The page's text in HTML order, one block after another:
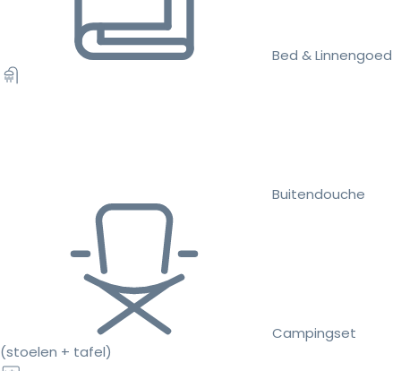
Bed & Linnengoed
Buitendouche
Campingset
(stoelen + tafel)